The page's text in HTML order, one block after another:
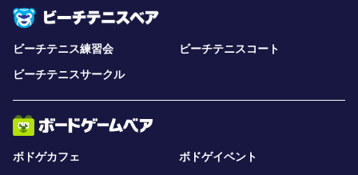
ビーチテニス練習会
ビーチテニスコート
ビーチテニスサークル
ボドゲカフェ
ボドゲイベント